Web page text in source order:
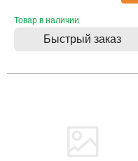
Товар в наличии
Быстрый заказ